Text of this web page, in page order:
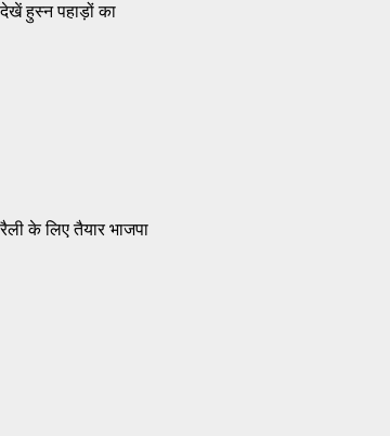
हुस्न पहाड़ों का
के लिए तैयार भाजपा